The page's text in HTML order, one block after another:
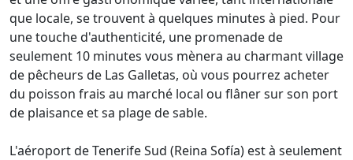
que locale, se trouvent à quelques minutes à pied. Pour
une touche d'authenticité, une promenade de
seulement 10 minutes vous mènera au charmant village
de pêcheurs de Las Galletas, où vous pourrez acheter
du poisson frais au marché local ou flâner sur son port
de plaisance et sa plage de sable.
L'aéroport de Tenerife Sud (Reina Sofía) est à seulement